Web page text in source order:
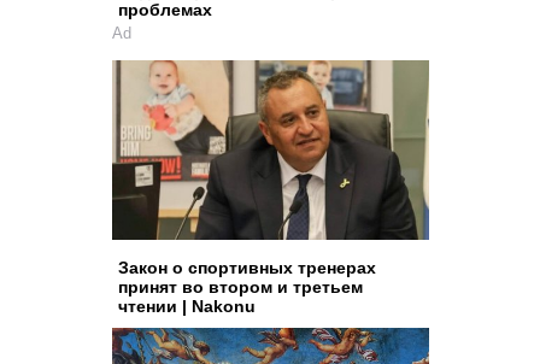
проблемах
Ad
Закон о спортивных тренерах
принят во втором и третьем
чтении | Nakonu